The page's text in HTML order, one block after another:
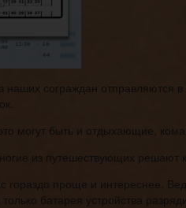
сограждан отправляются
могут быть и отдыхающие,
из путешествующих решают
гораздо проще и интереснее.
батарея устройства